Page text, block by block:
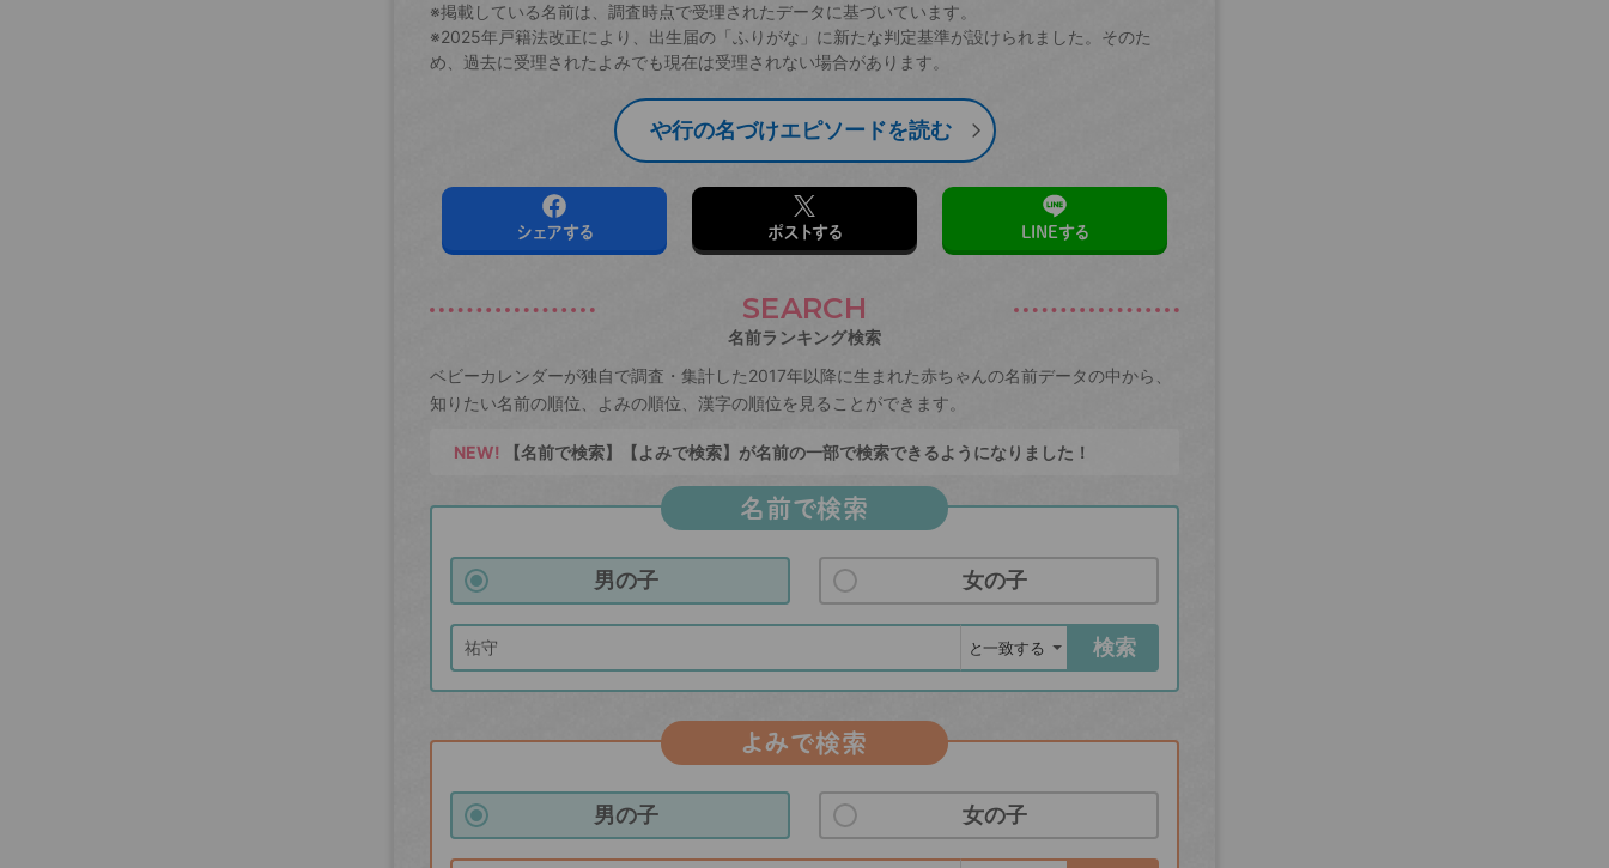
※掲載している名前は、調査時点で受理されたデータに基づいています。
※2025年戸籍法改正により、出生届の「ふりがな」に新たな判定基準が設けられました。そのた
め、過去に受理されたよみでも現在は受理されない場合があります。
や行の名づけエピソードを読む
シェアする ポストする LINEする
SEARCH
名前ランキング検索
ベビーカレンダーが独自で調査・集計した2017年以降に生まれた赤ちゃんの名前データの中から、
知りたい名前の順位、よみの順位、漢字の順位を見ることができます。
NEW! 【名前で検索】【よみで検索】が名前の一部で検索できるようになりました！
名前で検索
男の子 女の子
検索
よみで検索
男の子 女の子